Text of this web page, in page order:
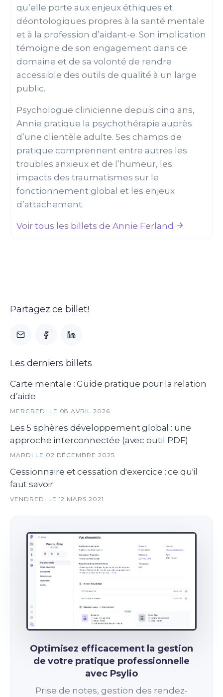
qu’elle porte aux enjeux éthiques et
déontologiques propres à la santé mentale
et à la profession d’aidant-e. Son implication
témoigne de son engagement dans ce
domaine et de sa volonté de rendre
accessible des outils de qualité à un large
public.
Psychologue clinicienne depuis cinq ans,
Annie pratique la psychothérapie auprès
d’une clientèle adulte. Ses champs de
pratique comprennent entre autres les
troubles anxieux et de l’humeur, les
impacts des traumatismes sur le
fonctionnement global et les enjeux
d’attachement.
Voir tous les billets de Annie Ferland
Partagez ce billet!
Les derniers billets
Carte mentale : Guide pratique pour la relation
d’aide
MERCREDI LE 08 AVRIL 2026
Les 5 sphères développement global : une
approche interconnectée (avec outil PDF)
MARDI LE 02 DÉCEMBRE 2025
Cessionnaire et cessation d'exercice : ce qu'il
faut savoir
VENDREDI LE 12 MARS 2021
Optimisez efficacement la gestion
de votre pratique professionnelle
avec Psylio
Prise de notes, gestion des rendez-